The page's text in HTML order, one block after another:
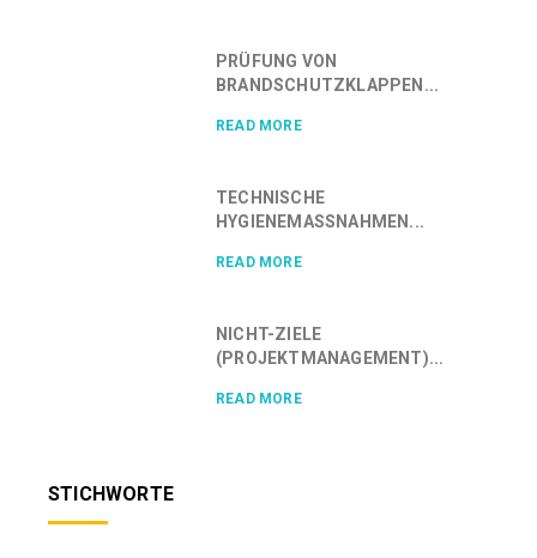
PRÜFUNG VON
BRANDSCHUTZKLAPPEN...
READ MORE
TECHNISCHE
HYGIENEMASSNAHMEN...
READ MORE
NICHT-ZIELE
(PROJEKTMANAGEMENT)...
READ MORE
STICHWORTE